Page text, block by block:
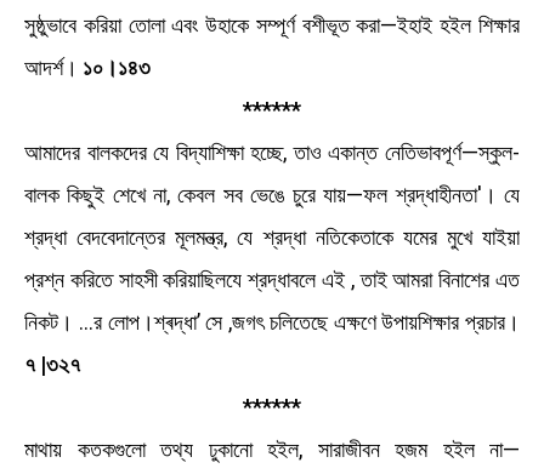
সুষ্ঠুভাবে করিয়া তােলা এবং উহাকে সম্পূর্ণ বশীভূত করা—ইহাই হইল শিক্ষার
আদর্শ। ১০।১৪৩
******
আমাদের বালকদের যে বিদ্যাশিক্ষা হচ্ছে, তাও একান্ত নেতিভাবপূর্ণ—স্কুল-
বালক কিছুই শেখে না, কেবল সব ভেঙে চুরে যায়—ফল শ্রদ্ধাহীনতা'। যে
শ্রদ্ধা বেদবেদান্তের মূলমন্ত্র, যে শ্রদ্ধা নতিকেতাকে যমের মুখে যাইয়া
প্রশ্ন করিতে সাহসী করিয়াছিলযে শ্রদ্ধাবলে এই , তাই আমরা বিনাশের এত
নিকট। ...র লােপ।শ্ৰদ্ধা’ সে ,জগৎ চলিতেছে এক্ষণে উপায়শিক্ষার প্রচার।
৭ |৩২৭
******
মাথায় কতকগুলাে তথ্য ঢুকানাে হইল, সারাজীবন হজম হইল না—